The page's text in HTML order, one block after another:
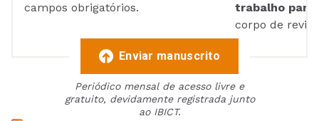
campos obrigatórios.
trabalho para
corpo de
Enviar manuscrito
Periódico mensal de acesso livre e
gratuito, devidamente registrada junto
ao IBICT.